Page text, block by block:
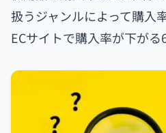
扱うジャンルによって購入
ECサイトで購入率が下がる